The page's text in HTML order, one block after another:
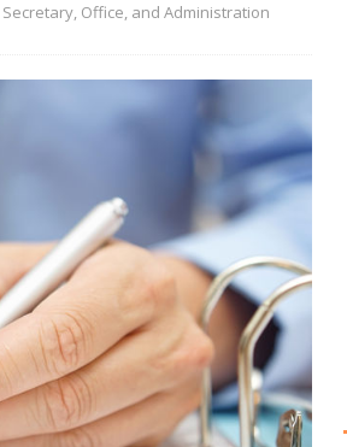
Secretary, Office, and Administration